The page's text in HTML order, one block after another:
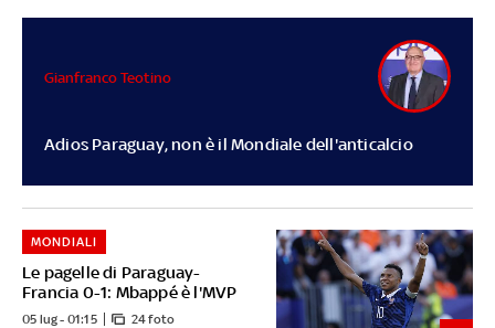
Adios Paraguay, non è il Mondiale dell'anticalcio
Gianfranco Teotino
Le pagelle di Paraguay-
Francia 0-1: Mbappé è l'MVP
MONDIALI
05 lug - 01:15 24 foto